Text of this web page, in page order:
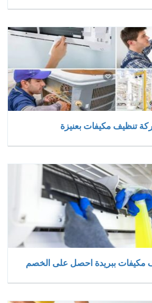
تنظيف مكيفات بعنيزة
مكيفات ببريدة احصل على الخصم